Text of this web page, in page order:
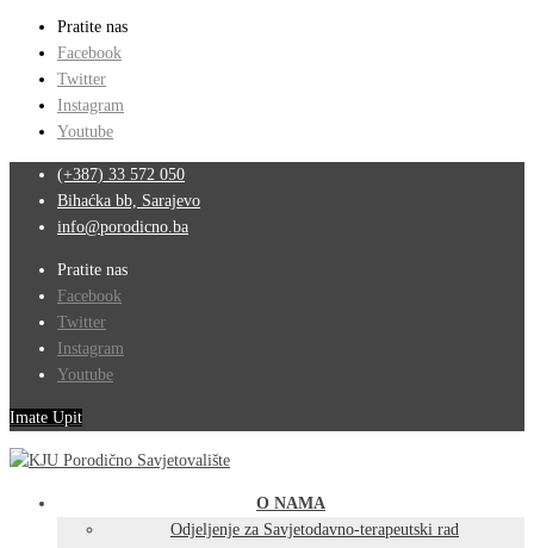
Pratite nas
Facebook
Twitter
Instagram
Youtube
(+387) 33 572 050
Bihaćka bb, Sarajevo
info@porodicno.ba
Pratite nas
Facebook
Twitter
Instagram
Youtube
Imate Upit
O NAMA
Odjeljenje za Savjetodavno-terapeutski rad